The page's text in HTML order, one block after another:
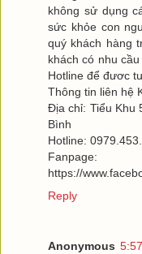
không sử dụng
sức khỏe con
quý khách hàng
khách có nhu
Hotline để đươc
Thông tin liên hệ
Địa chỉ: Tiểu Khu
Bình
Hotline:
Fanpage:
https://
Reply
Anonymous